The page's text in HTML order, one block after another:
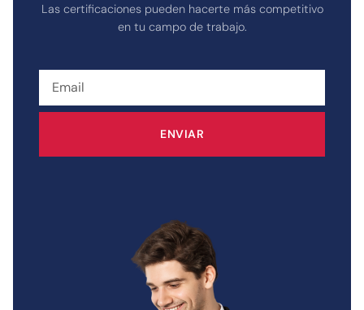
Las certificaciones pueden hacerte más competitivo
en tu campo de trabajo.
ENVIAR